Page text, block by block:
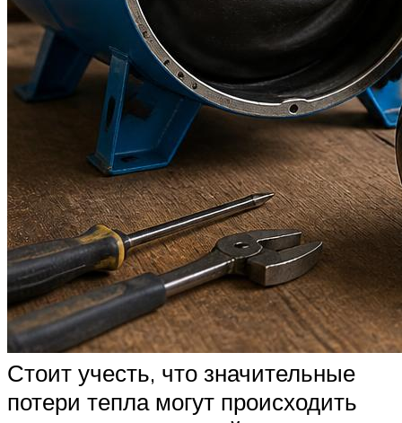
Стоит учесть, что значительные
потери тепла могут происходить